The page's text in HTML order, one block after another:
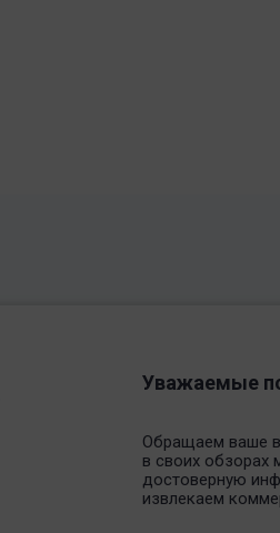
Уважаемые
Обращаем ваше
в своих обзорах
достоверную
извлекаем